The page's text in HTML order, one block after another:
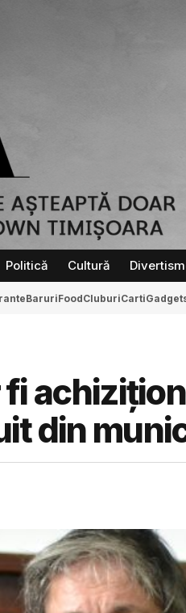
Politică Cultură
BaruriFoodCluburiCarti
din